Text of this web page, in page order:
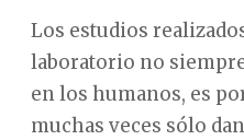
Los estudios
laboratorio no
en los humanos, es
muchas veces sólo